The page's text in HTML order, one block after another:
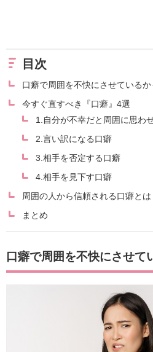
目次
口癖で周囲を不快にさせている
今すぐ直すべき『口癖』4選
1.自分が不幸だと周囲に思わ
2.言い訳になる口癖
3.相手を否定する口癖
4.相手を見下す口癖
周囲の人から信頼される口癖とは
まとめ
口癖で周囲を不快にさせて